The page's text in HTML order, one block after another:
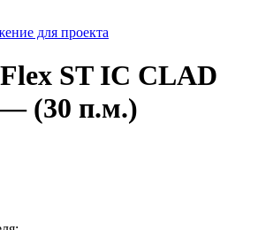
для проекта
ST IС CLAD
— (30 п.м.)